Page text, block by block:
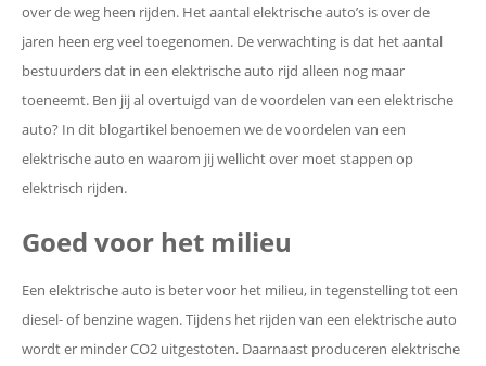
over de weg heen rijden. Het aantal elektrische auto’s is over de
jaren heen erg veel toegenomen. De verwachting is dat het aantal
bestuurders dat in een elektrische auto rijd alleen nog maar
toeneemt. Ben jij al overtuigd van de voordelen van een elektrische
auto? In dit blogartikel benoemen we de voordelen van een
elektrische auto en waarom jij wellicht over moet stappen op
elektrisch rijden.
Goed voor het milieu
Een elektrische auto is beter voor het milieu, in tegenstelling tot een
diesel- of benzine wagen. Tijdens het rijden van een elektrische auto
wordt er minder CO2 uitgestoten. Daarnaast produceren elektrische